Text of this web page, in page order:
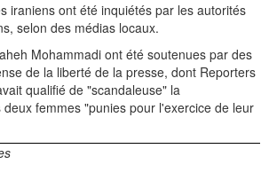
iraniens ont été inquiétés par les autorités
selon des médias locaux.
Mohammadi ont été soutenues par des
de la liberté de la presse, dont Reporters
qualifié de "scandaleuse" la
femmes "punies pour l'exercice de leur